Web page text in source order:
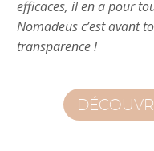
efficaces, il en a pour
Nomadeüs c’est avant
transparence !